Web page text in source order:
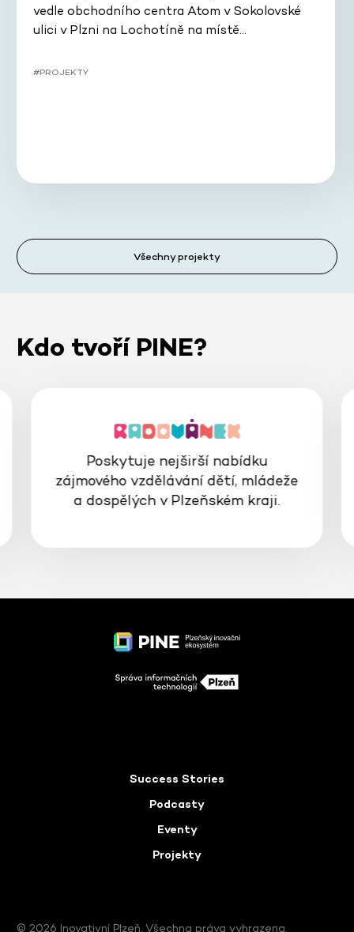
vedle obchodního centra Atom v Sokolovské
ulici v Plzni na Lochotíně na místě…
#PROJEKTY
Všechny projekty
Kdo tvoří PINE?
Poskytuje nejširší nabídku
zájmového vzdělávání dětí, mládeže
a dospělých v Plzeňském kraji.
Success Stories
Podcasty
Eventy
Projekty
© 2026 Inovativní Plzeň, Všechna práva vyhrazena.